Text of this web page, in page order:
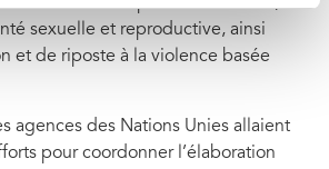
sexuelle et reproductive, ainsi
et de riposte à la violence basée
agences des Nations Unies allaient
pour coordonner l’élaboration